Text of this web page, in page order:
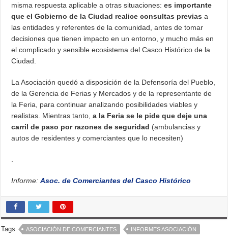
misma respuesta aplicable a otras situaciones:es importante
que el Gobierno de la Ciudad realice consultas previasa
las entidades y referentes de la comunidad, antes de tomar
decisiones que tienen impacto en un entorno, y mucho más en
el complicado y sensible ecosistema del Casco Histórico de la
Ciudad.
La Asociación quedó a disposición de la Defensoría del Pueblo,
de la Gerencia de Ferias y Mercados y de la representante de
la Feria, para continuar analizando posibilidades viables y
realistas. Mientras tanto,a la Feria se le pide que deje una
carril de paso por razones de seguridad (ambulancias y
autos de residentes y comerciantes que lo necesiten)
Informe:Asoc. de Comerciantes del Casco Histórico
Tags ASOCIACIÓN DE COMERCIANTES INFORMES ASOCIACIÓN